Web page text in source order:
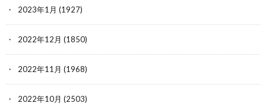
2023年1月 (1927)
2022年12月 (1850)
2022年11月 (1968)
2022年10月 (2503)